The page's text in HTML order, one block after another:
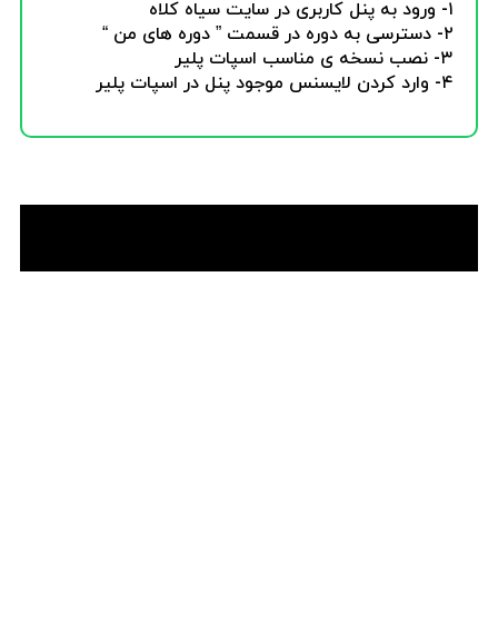
۱- ورود به پنل کاربری در سایت سیاه کلاه
۲- دسترسی به دوره در قسمت ” دوره های من “
۳- نصب نسخه ی مناسب اسپات پلیر
۴- وارد کردن لایسنس موجود پنل در اسپات پلیر